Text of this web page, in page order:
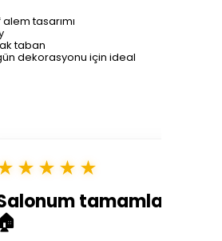
tasarımı
taban
dekorasyonu için ideal
tamamlandı
🏠